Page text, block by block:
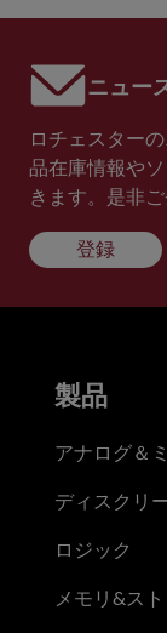
ニュー
ロチェスター
品在庫情報や
きます。是非ご
登録
製品
アナログ＆
ディスクリ
ロジック
メモリ&ス